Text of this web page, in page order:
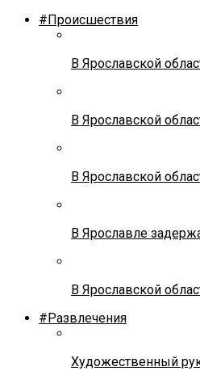
#Происшествия
В Ярославской
В Ярославской
В Ярославской
В Ярославле
В Ярославской
#Развлечения
Художественный